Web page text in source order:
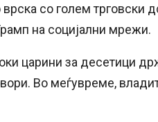
со голем трговски
на социјални мрежи.
царини за десетици
Во меѓувреме,